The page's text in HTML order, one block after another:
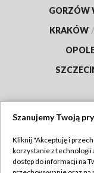
GORZÓW
KRAKÓW /
Szanujemy Twoją
Kliknij "Akceptuję i
korzystanie z technologii
dostęp do informacji na